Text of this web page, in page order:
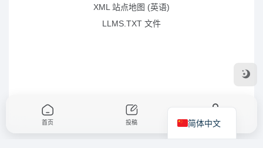
XML 站点地图 (英语)
LLMS.TXT 文件
首页 投稿 我的
简体中文